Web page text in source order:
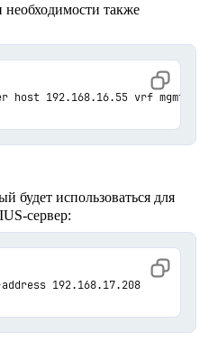
необходимости также
host 192.168.16.55 vrf mgmt-intf
будет использоваться для
сервер:
192.168.17.208